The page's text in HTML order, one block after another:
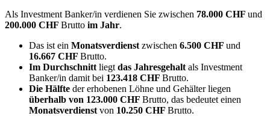
Als Investment Banker/in verdienen Sie zwischen 78.000 CHF und
200.000 CHF Brutto im Jahr.
Das ist ein Monatsverdienst zwischen 6.500 CHF und
16.667 CHF Brutto.
Im Durchschnitt liegt das Jahresgehalt als Investment
Banker/in damit bei 123.418 CHF Brutto.
Die Hälfte der erhobenen Löhne und Gehälter liegen
überhalb von 123.000 CHF Brutto, das bedeutet einen
Monatsverdienst von 10.250 CHF Brutto.